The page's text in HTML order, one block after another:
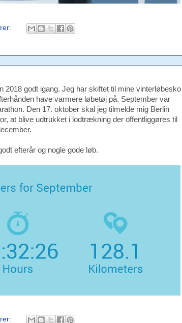
godt igang. Jeg har skiftet til mine vinterløbesko
have varmere løbetøj på. September var
Den 17. oktober skal jeg tilmelde mig Berlin
at blive udtrukket i lodtrækning der offentliggøres til
efterår og nogle gode løb.